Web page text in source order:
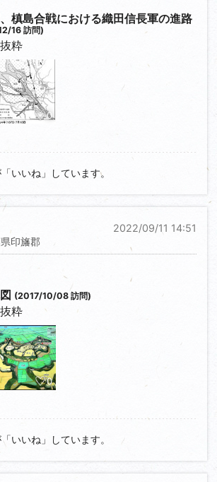
槙島合戦における織田信長軍の進路
16 訪問)
粋
0
いいね」しています。
2022/09/11 14:51
印旛郡
(2017/10/08 訪問)
粋
0
「いいね」しています。